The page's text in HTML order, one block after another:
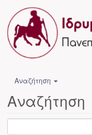
Αναζήτηση
Αναζήτηση